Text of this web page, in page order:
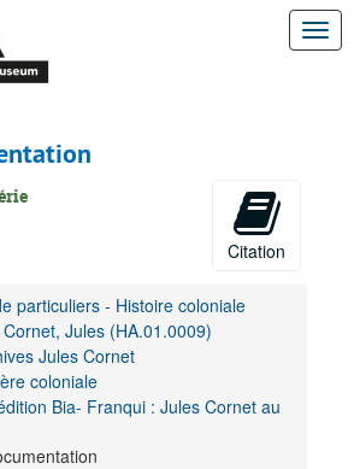
Citation
particuliers - Histoire coloniale
Jules (HA.01.0009)
Jules Cornet
coloniale
Bia- Franqui : Jules Cornet au